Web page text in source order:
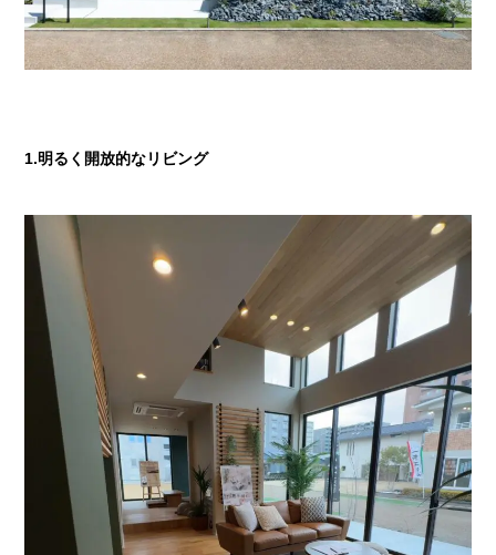
1.明るく開放的なリビング